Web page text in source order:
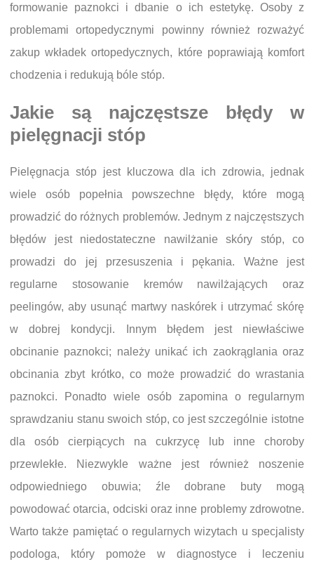
formowanie paznokci i dbanie o ich estetykę. Osoby z
problemami ortopedycznymi powinny również rozważyć
zakup wkładek ortopedycznych, które poprawiają komfort
chodzenia i redukują bóle stóp.
Jakie są najczęstsze błędy w
pielęgnacji stóp
Pielęgnacja stóp jest kluczowa dla ich zdrowia, jednak
wiele osób popełnia powszechne błędy, które mogą
prowadzić do różnych problemów. Jednym z najczęstszych
błędów jest niedostateczne nawilżanie skóry stóp, co
prowadzi do jej przesuszenia i pękania. Ważne jest
regularne stosowanie kremów nawilżających oraz
peelingów, aby usunąć martwy naskórek i utrzymać skórę
w dobrej kondycji. Innym błędem jest niewłaściwe
obcinanie paznokci; należy unikać ich zaokrąglania oraz
obcinania zbyt krótko, co może prowadzić do wrastania
paznokci. Ponadto wiele osób zapomina o regularnym
sprawdzaniu stanu swoich stóp, co jest szczególnie istotne
dla osób cierpiących na cukrzycę lub inne choroby
przewlekłe. Niezwykle ważne jest również noszenie
odpowiedniego obuwia; źle dobrane buty mogą
powodować otarcia, odciski oraz inne problemy zdrowotne.
Warto także pamiętać o regularnych wizytach u specjalisty
podologa, który pomoże w diagnostyce i leczeniu